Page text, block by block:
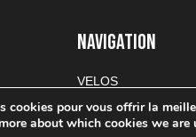
NAVIGATION
VELOS
PIECES
TEAM
cookies pour vous offrir la
about which cookies we